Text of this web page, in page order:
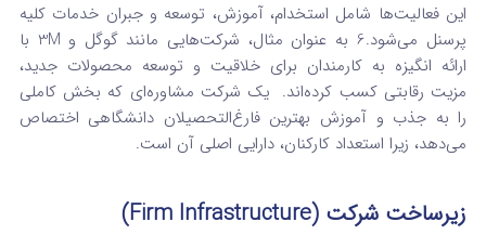
این فعالیت‌ها شامل استخدام، آموزش، توسعه و جبران خدمات کلیه
پرسنل می‌شود.6
به عنوان مثال، شرکت‌هایی مانند گوگل و 3M با
ارائه انگیزه به کارمندان برای خلاقیت و توسعه محصولات جدید،
مزیت رقابتی کسب کرده‌اند. یک شرکت مشاوره‌ای که بخش کاملی
را به جذب و آموزش بهترین فارغ‌التحصیلان دانشگاهی اختصاص
می‌دهد، زیرا استعداد کارکنان، دارایی اصلی آن است.
زیرساخت شرکت (Firm Infrastructure)